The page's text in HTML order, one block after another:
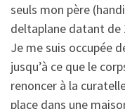
seuls mon père
deltaplane datant de
Je me suis occupée
jusqu’à ce que le
renoncer à la
place dans une